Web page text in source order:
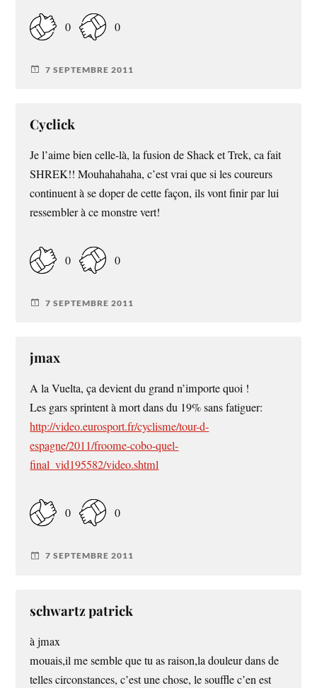
0 0
7 SEPTEMBRE 2011
Cyclick
Je l’aime bien celle-là, la fusion de Shack et Trek, ca fait
SHREK!! Mouhahahaha, c’est vrai que si les coureurs
continuent à se doper de cette façon, ils vont finir par lui
ressembler à ce monstre vert!
0 0
7 SEPTEMBRE 2011
jmax
A la Vuelta, ça devient du grand n’importe quoi !
Les gars sprintent à mort dans du 19% sans fatiguer:
http://video.eurosport.fr/cyclisme/tour-d-
espagne/2011/froome-cobo-quel-
final_vid195582/video.shtml
0 0
7 SEPTEMBRE 2011
schwartz patrick
à jmax
mouais,il me semble que tu as raison,la douleur dans de
telles circonstances, c’est une chose, le souffle c’en est